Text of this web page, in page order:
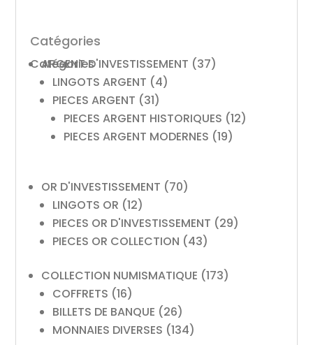
Catégories
Catégories
ARGENT D'INVESTISSEMENT (37)
LINGOTS ARGENT (4)
PIECES ARGENT (31)
PIECES ARGENT HISTORIQUES (12)
PIECES ARGENT MODERNES (19)
OR D'INVESTISSEMENT (70)
LINGOTS OR (12)
PIECES OR D'INVESTISSEMENT (29)
PIECES OR COLLECTION (43)
COLLECTION NUMISMATIQUE (173)
COFFRETS (16)
BILLETS DE BANQUE (26)
MONNAIES DIVERSES (134)